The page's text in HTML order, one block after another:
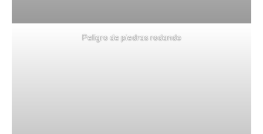
Peligro de piedras rodando